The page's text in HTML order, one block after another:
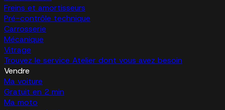
Freins et amortisseurs
Pré-contrôle technique
Carrosserie
Mécanique
Vitrage
Trouvez le service Atelier dont vous avez besoin
Vendre
Ma voiture
Gratuit en 2 min
Ma moto